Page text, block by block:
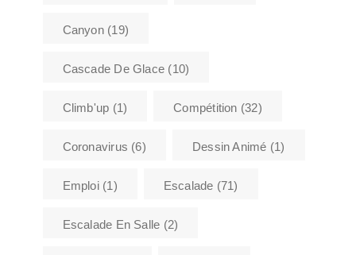
Canyon(19)
Cascade De Glace (10)
Climb'up (1) Compétition (32)
Coronavirus (6) Dessin Animé (1)
Emploi(1) Escalade (71)
Escalade En Salle (2)